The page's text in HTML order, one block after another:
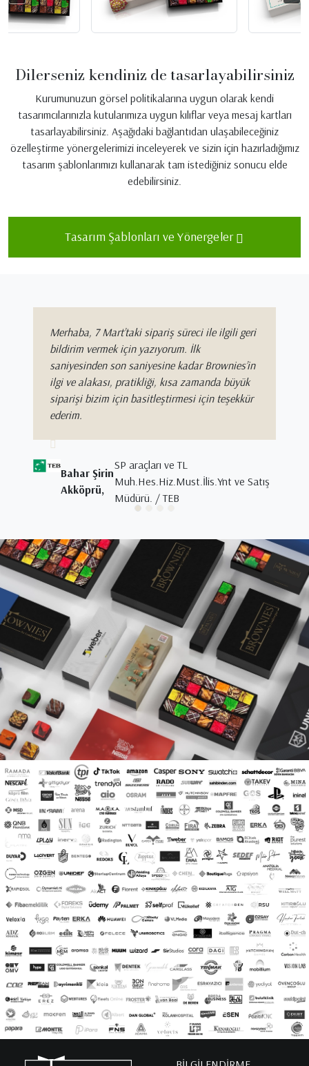
Dilerseniz kendiniz de tasarlayabilirsiniz
Kurumunuzun görsel politikalarına uygun olarak kendi
tasarımcılarınızla kutularımıza uygun kılıflar veya mesaj kartları
tasarlayabilirsiniz. Aşağıdaki bağlantıdan ulaşabileceğiniz
özelleştirme yönergelerimizi inceleyerek ve sizin için hazırladığımız
tasarım şablonlarımızı kullanarak tam istediğiniz sonucu elde
edebilirsiniz.
Tasarım Şablonları ve Yönergeler
Merhaba, 7 Mart’taki sipariş süreci ile ilgili geri
bildirim vermek için yazıyorum. İlk
saniyesinden son saniyesine kadar Brownies’in
ilgi ve alakası, pratikliği, kısa zamanda büyük
siparişi bizim için basitleştirmesi için teşekkür
ederim.
Bahar Şirin
Akköprü,
SP araçları ve TL
Muh.Hes.Hiz.Must.İlis.Ynt ve Satış
Müdürü. / TEB